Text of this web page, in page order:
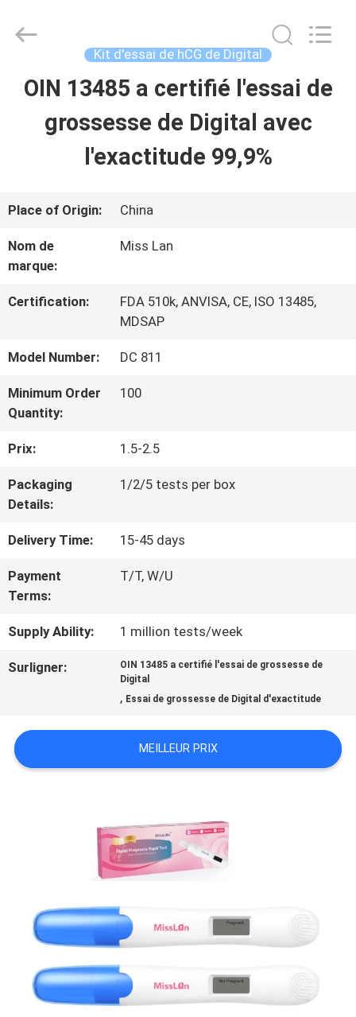
MAISON
PRODUITS
AU
SUJET
DE
NOUS
VISITE
D'USINE
CONTRÔLE
DE
CONTACTEZ-
NOUVELLES
DEMANDEZ
UNE
SITE
PRIVACY
d'essai
Digital
Supplier.
Co.,LTD.
Reserved.
Kit d'essai de hCG de Digital
OIN 13485 a certifié l'essai de
grossesse de Digital avec
l'exactitude 99,9%
Place of Origin: China
Nom de
marque:
Miss Lan
Certification:
FDA 510k, ANVISA, CE, ISO 13485,
MDSAP
Model Number: DC 811
Minimum Order
Quantity:
100
Prix: 1.5-2.5
Packaging
Details:
1/2/5 tests per box
Delivery Time: 15-45 days
Payment
Terms:
T/T, W/U
Supply Ability: 1 million tests/week
Surligner:
OIN 13485 a certifié l'essai de grossesse de
Digital
, Essai de grossesse de Digital d'exactitude
MEILLEUR PRIX